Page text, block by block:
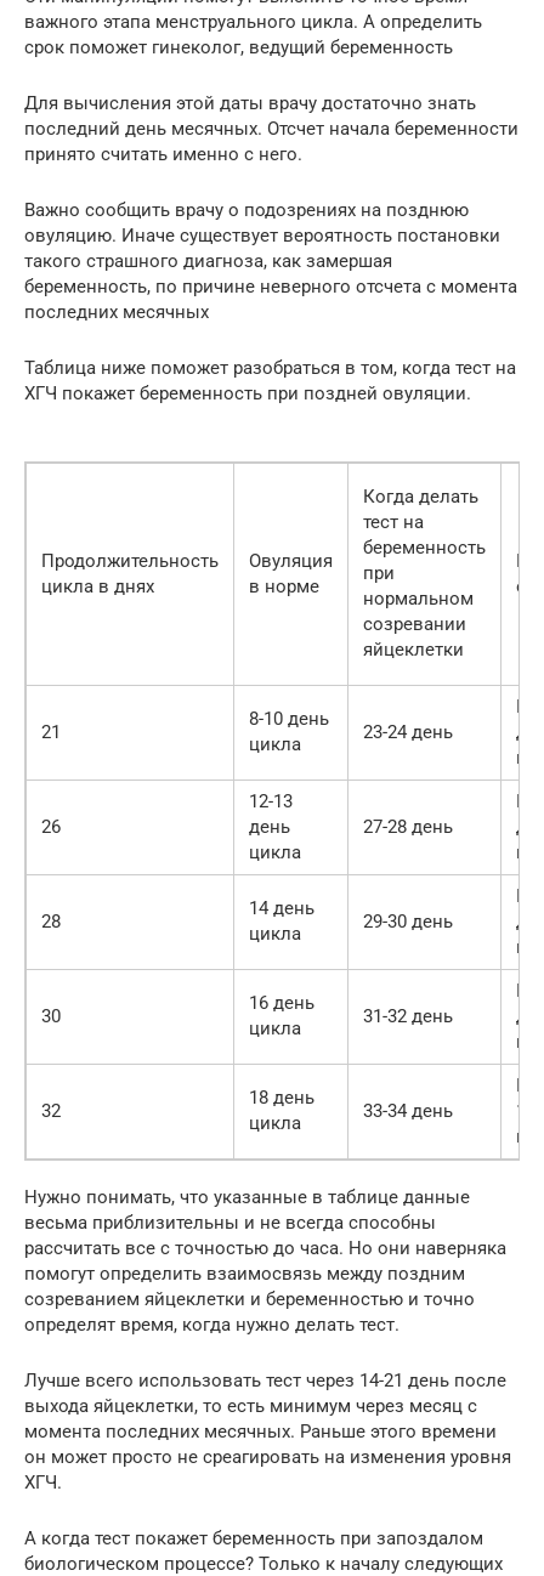
важного этапа менструального цикла. А определить
срок поможет гинеколог, ведущий беременность
Для вычисления этой даты врачу достаточно знать
последний день месячных. Отсчет начала беременности
принято считать именно с него.
Важно сообщить врачу о подозрениях на позднюю
овуляцию. Иначе существует вероятность постановки
такого страшного диагноза, как замершая
беременность, по причине неверного отсчета с момента
последних месячных
Таблица ниже поможет разобраться в том, когда тест на
ХГЧ покажет беременность при поздней овуляции.
Продолжительность
цикла в днях
Овуляция
в норме
Когда делать
тест на
беременность
при
нормальном
созревании
яйцеклетки
21
8-10 день
цикла
23-24 день
26
12-13
день
цикла
27-28 день
28
14 день
цикла
29-30 день
30
16 день
цикла
31-32 день
32
18 день
цикла
33-34 день
Нужно понимать, что указанные в таблице данные
весьма приблизительны и не всегда способны
рассчитать все с точностью до часа. Но они наверняка
помогут определить взаимосвязь между поздним
созреванием яйцеклетки и беременностью и точно
определят время, когда нужно делать тест.
Лучше всего использовать тест через 14-21 день после
выхода яйцеклетки, то есть минимум через месяц с
момента последних месячных. Раньше этого времени
он может просто не среагировать на изменения уровня
ХГЧ.
А когда тест покажет беременность при запоздалом
биологическом процессе? Только к началу следующих